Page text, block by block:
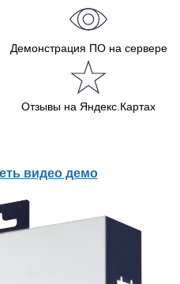
Демонстрация ПО на сервере
Отзывы на Яндекс.Картах
видео демо